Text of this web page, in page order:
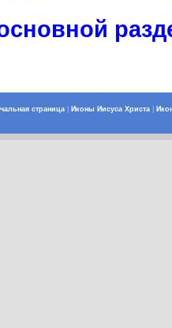
страница| Иконы Иисуса Христа|